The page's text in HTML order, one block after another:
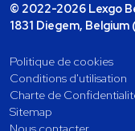
© 2022-2026 Lexgo
1831 Diegem,
Politique de cookies
Conditions d'utilisation
Charte de
Sitemap